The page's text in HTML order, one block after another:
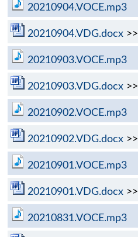
20210904.VOCE.mp3
20210904.VDG.docx >>
20210903.VOCE.mp3
20210903.VDG.docx >>
20210902.VOCE.mp3
20210902.VDG.docx >>
20210901.VOCE.mp3
20210901.VDG.docx >>
20210831.VOCE.mp3